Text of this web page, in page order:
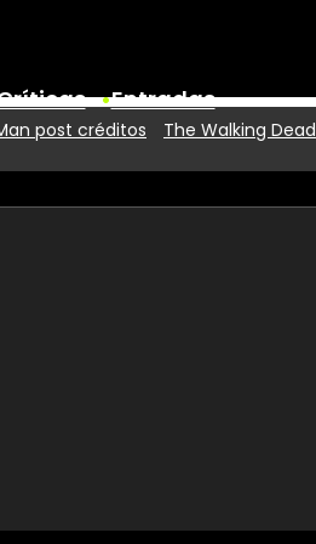
Entradas
Premios
post créditos The Walking Dead